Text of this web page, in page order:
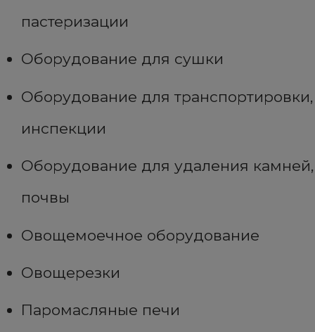
пастеризации
Оборудование для сушки
Оборудование для транспортировки,
инспекции
Оборудование для удаления камней,
почвы
Овощемоечное оборудование
Овощерезки
Паромасляные печи